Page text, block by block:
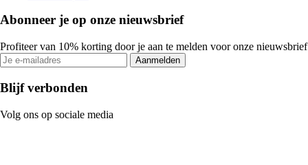
Abonneer je op onze nieuwsbrief
Profiteer van 10% korting door je aan te melden voor onze nieuwsbrief
Aanmelden
Blijf verbonden
Volg ons op sociale media